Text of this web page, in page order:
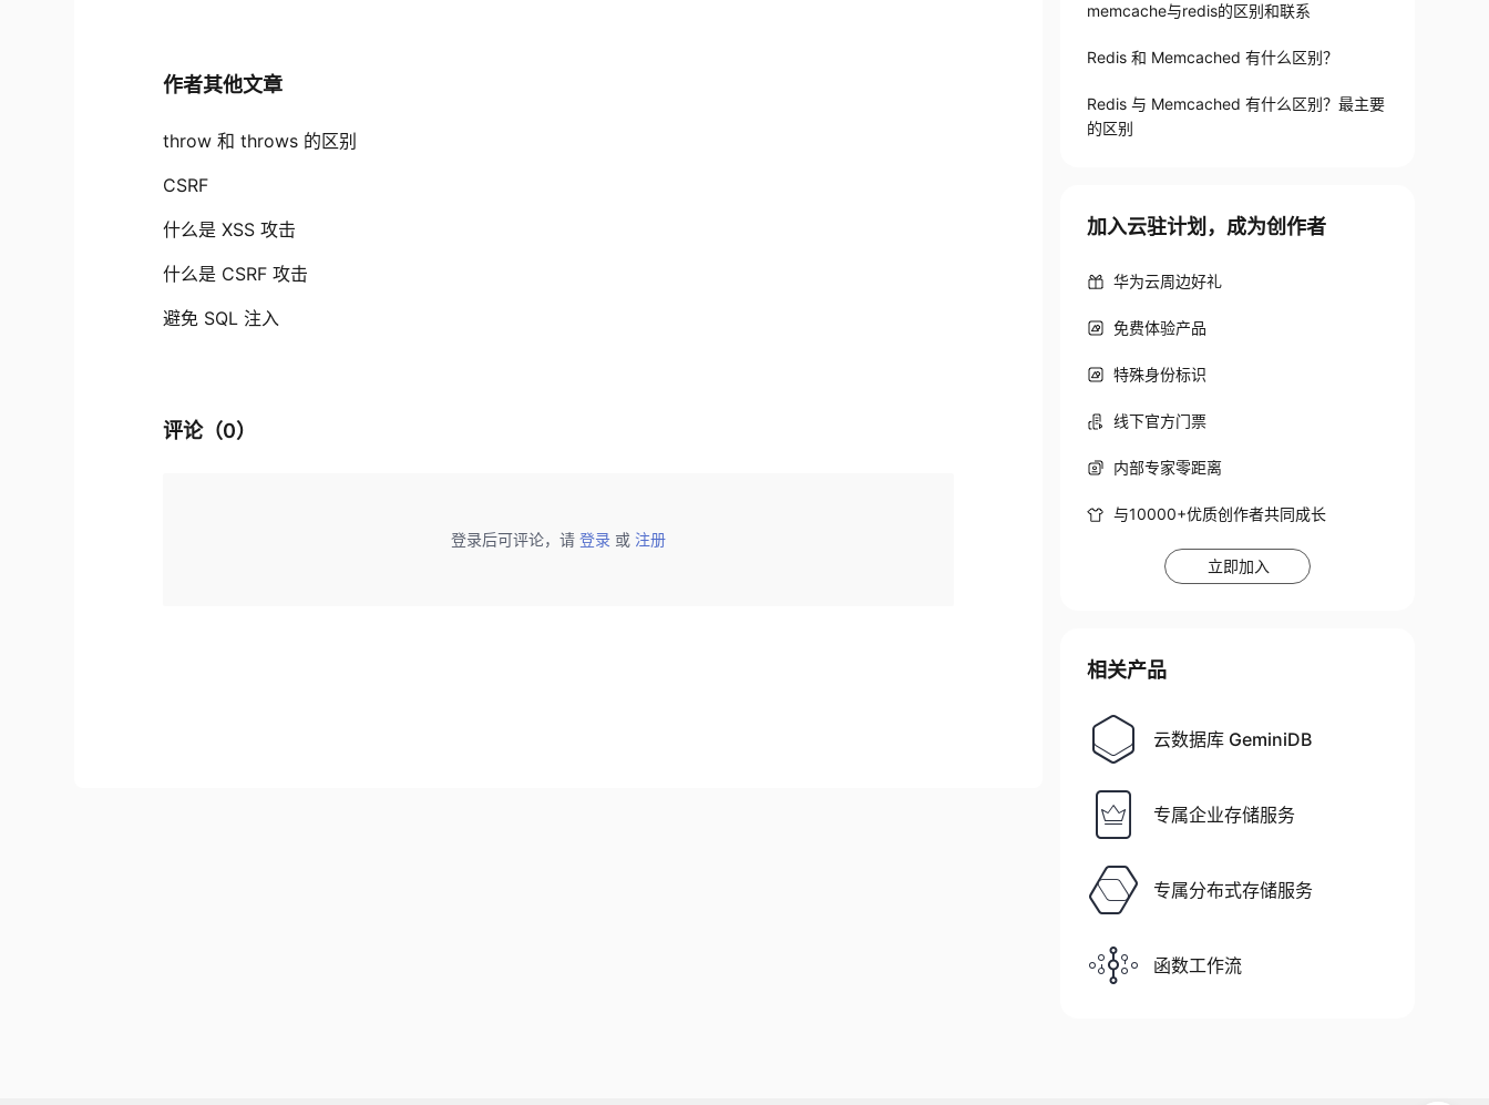
作者其他文章
throw 和 throws 的区别
CSRF
什么是 XSS 攻击
什么是 CSRF 攻击
避免 SQL 注入
评论（0）
登录后可评论，请 登录 或 注册
memcache与redis的区别和联系
Redis 和 Memcached 有什么区别？
Redis 与 Memcached 有什么区别？最主要
的区别
加入云驻计划，成为创作者
华为云周边好礼
免费体验产品
特殊身份标识
线下官方门票
内部专家零距离
与10000+优质创作者共同成长
立即加入
相关产品
云数据库 GeminiDB
专属企业存储服务
专属分布式存储服务
函数工作流